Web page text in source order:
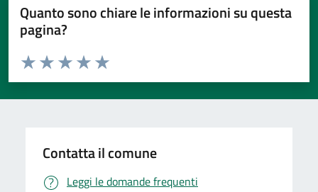
Quanto sono chiare le informazioni su questa
pagina?
Valuta da 1 a 5 stelle la pagina
Valuta 5 stelle su 5
Valuta 4 stelle su 5
Valuta 3 stelle su 5
Valuta 2 stelle su 5
Valuta 1 stelle su 5
Contatta il comune
Leggi le domande frequenti